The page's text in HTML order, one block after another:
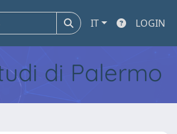
IT LOGIN
di Palermo